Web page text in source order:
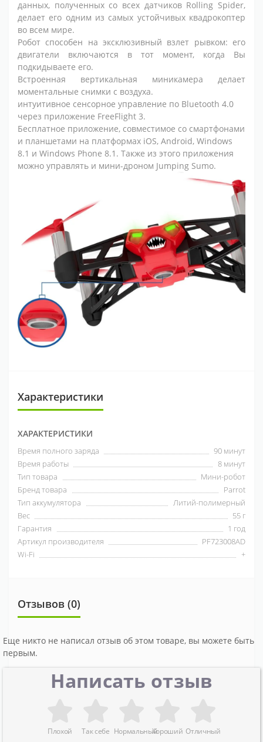
данных, полученных со всех датчиков Rolling Spider,
делает его одним из самых устойчивых квадрокоптер
во всем мире.
Робот способен на эксклюзивный взлет рывком: его
двигатели включаются в тот момент, когда Вы
подкидываете его.
Встроенная вертикальная миникамера делает
моментальные снимки с воздуха.
интуитивное сенсорное управление по Bluetooth 4.0
через приложение FreeFlight 3.
Бесплатное приложение, совместимое со смартфонами
и планшетами на платформах iOS, Android, Windows
8.1 и Windows Phone 8.1. Также из этого приложения
можно управлять и мини-дроном Jumping Sumo.
Характеристики
ХАРАКТЕРИСТИКИ
Время полного заряда
90 минут
Время работы
8 минут
Тип товара
Мини-робот
Бренд товара
Parrot
Тип аккумулятора
Литий-полимерный
Вес
55 г
Гарантия
1 год
Артикул производителя
PF723008AD
Wi-Fi
+
Отзывов (0)
Еще никто не написал отзыв об этом товаре, вы можете быть
первым.
Написать отзыв
Плохой Так себе НормальныйХороший Отличный